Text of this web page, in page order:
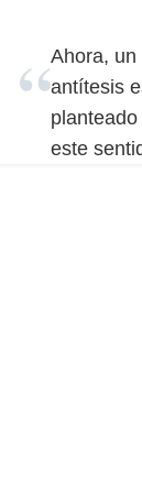
Ahora, un
antítesis
este